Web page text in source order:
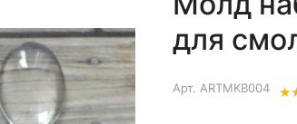
для
Арт. ARTMKB004 ★